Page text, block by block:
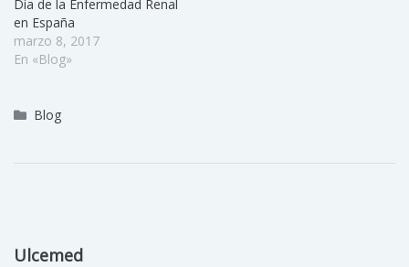
Día de la Enfermedad Renal
en España
marzo 8, 2017
En «Blog»
Blog
Ulcemed